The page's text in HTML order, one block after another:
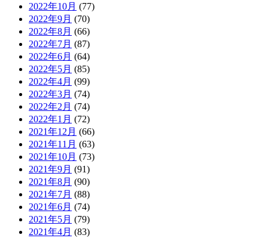
2022年10月 (77)
2022年9月 (70)
2022年8月 (66)
2022年7月 (87)
2022年6月 (64)
2022年5月 (85)
2022年4月 (99)
2022年3月 (74)
2022年2月 (74)
2022年1月 (72)
2021年12月 (66)
2021年11月 (63)
2021年10月 (73)
2021年9月 (91)
2021年8月 (90)
2021年7月 (88)
2021年6月 (74)
2021年5月 (79)
2021年4月 (83)